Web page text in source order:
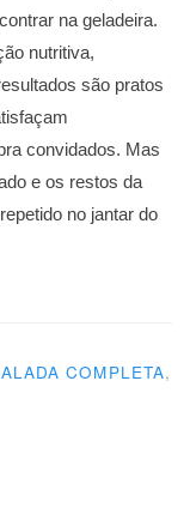
na geladeira.
nutritiva,
são pratos
convidados. Mas
e os restos da
no jantar do
COMPLETA,